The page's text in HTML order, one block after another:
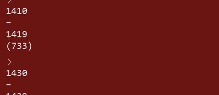
1410
–
1419
(733)
1430
–